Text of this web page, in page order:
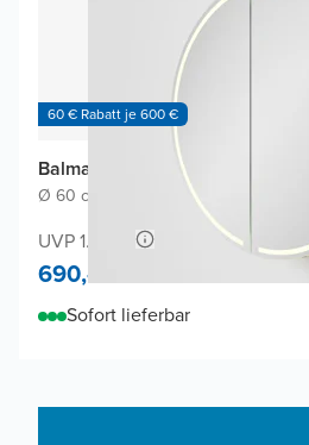
60 € Rabatt je 600 €
Balmani Mara Spiegelschrank
Ø 60 cm Rund
UVP 1.300,-
690,-
Sofort lieferbar